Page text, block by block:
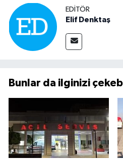
EDITÖR
Elif Denktaş
Bunlar da ilginizi